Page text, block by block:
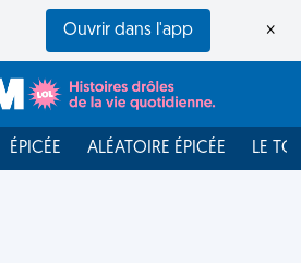
Ouvrir dans l'app ×
ÉPICÉE ALÉATOIRE ÉPICÉE LE